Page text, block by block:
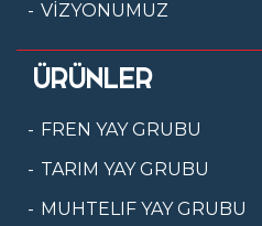
VİZYONUMUZ
ÜRÜNLER
FREN YAY GRUBU
TARIM YAY GRUBU
MUHTELIF YAY GRUBU